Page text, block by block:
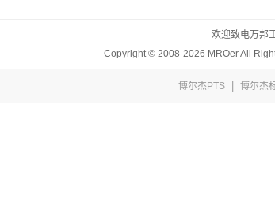
欢迎致电万邦
Copyright © 2008-2026 MROer All
博尔杰PTS 博尔杰